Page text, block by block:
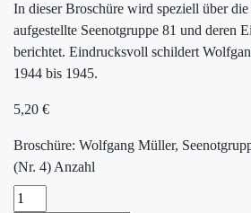
In dieser Broschüre wird speziell über
aufgestellte Seenotgruppe 81 und deren
berichtet. Eindrucksvoll schildert
1944 bis 1945.
5,20 €
Broschüre: Wolfgang Müller,
(Nr. 4) Anzahl